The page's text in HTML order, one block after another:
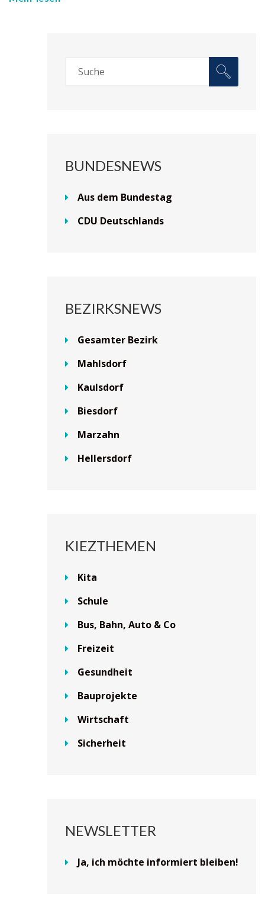
BUNDESNEWS
Aus dem Bundestag
CDU Deutschlands
BEZIRKSNEWS
Gesamter Bezirk
Mahlsdorf
Kaulsdorf
Biesdorf
Marzahn
Hellersdorf
KIEZTHEMEN
Kita
Schule
Bus, Bahn, Auto & Co
Freizeit
Gesundheit
Bauprojekte
Wirtschaft
Sicherheit
NEWSLETTER
Ja, ich möchte informiert bleiben!